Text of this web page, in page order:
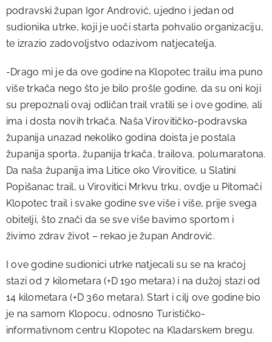
podravski župan Igor Andrović, ujedno i jedan od
sudionika utrke, koji je uoči starta pohvalio organizaciju,
te izrazio zadovoljstvo odazivom natjecatelja.
-Drago mi je da ove godine na Klopotec trailu ima puno
više trkača nego što je bilo prošle godine, da su oni koji
su prepoznali ovaj odličan trail vratili se i ove godine, ali
ima i dosta novih trkača. Naša Virovitičko-podravska
županija unazad nekoliko godina doista je postala
županija sporta, županija trkača, trailova, polumaratona.
Da naša županija ima Litice oko Virovitice, u Slatini
Popišanac trail, u Virovitici Mrkvu trku, ovdje u Pitomači
Klopotec trail i svake godine sve više i više, prije svega
obitelji, što znači da se sve više bavimo sportom i
živimo zdrav život – rekao je župan Andrović.
I ove godine sudionici utrke natjecali su se na kraćoj
stazi od 7 kilometara (+D 190 metara) i na dužoj stazi od
14 kilometara (+D 360 metara). Start i cilj ove godine bio
je na samom Klopocu, odnosno Turističko-
informativnom centru Klopotec na Kladarskem bregu.